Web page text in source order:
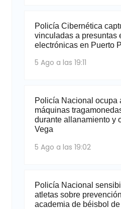
Policía Cibernética
vinculadas a presuntas
electrónicas en Puerto
5 Ago a las 19:11
Policía Nacional ocupa
máquinas
durante allanamiento y
Vega
5 Ago a las 19:02
Policía Nacional
atletas sobre
academia de béisbol